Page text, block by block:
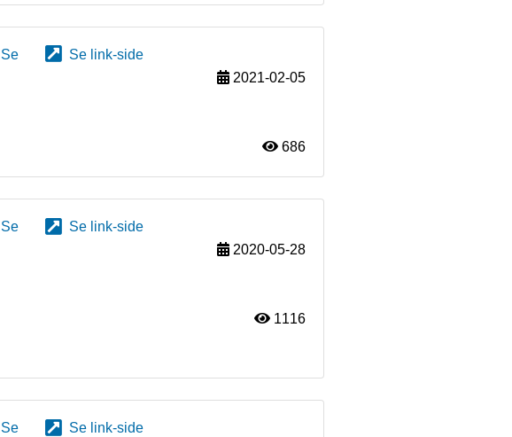
Se
Se link-side
2021-02-05
686
Se
Se link-side
2020-05-28
1116
Se
Se link-side